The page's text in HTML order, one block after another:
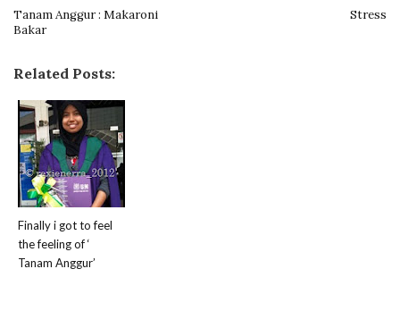
Tanam Anggur : Makaroni
Bakar
Stress
Related Posts:
Finally i got to feel
the feeling of ‘
Tanam Anggur’